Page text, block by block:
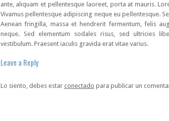
ante, aliquam et pellentesque laoreet, porta at mauris.
Vivamus pellentesque adipiscing neque eu pellentesque.
Aenean fringilla, massa et hendrerit fermentum, felis
neque. Sed elementum sodales risus, sed ultricies
vestibulum. Praesent iaculis gravida erat vitae varius.
Leave a Reply
Lo siento, debes estar conectado para publicar un